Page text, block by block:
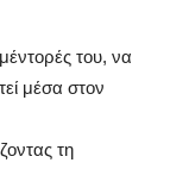
του, να
μέσα στον
τη